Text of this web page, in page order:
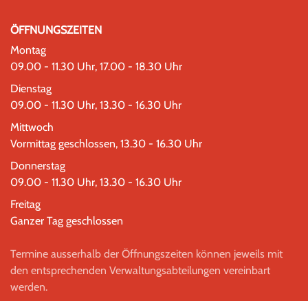
ÖFFNUNGSZEITEN
Montag
09.00 - 11.30 Uhr, 17.00 - 18.30 Uhr
Dienstag
09.00 - 11.30 Uhr, 13.30 - 16.30 Uhr
Mittwoch
Vormittag geschlossen, 13.30 - 16.30 Uhr
Donnerstag
09.00 - 11.30 Uhr, 13.30 - 16.30 Uhr
Freitag
Ganzer Tag geschlossen
Termine ausserhalb der Öffnungszeiten können jeweils mit
den entsprechenden Verwaltungsabteilungen vereinbart
werden.